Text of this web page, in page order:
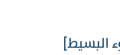
البسيط]